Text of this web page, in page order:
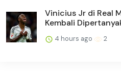
Vinicius Jr di Real
Kembali
4 hours ago 2